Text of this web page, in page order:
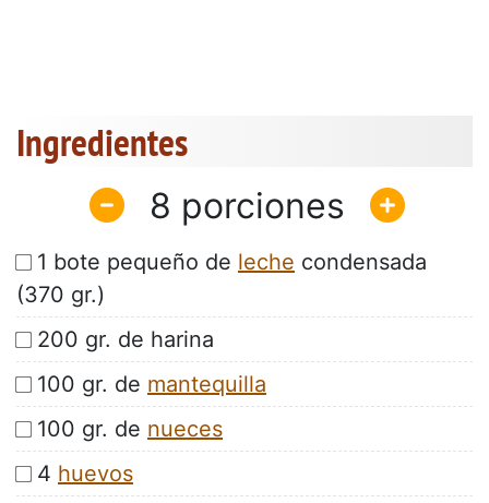
Ingredientes
8
1 bote pequeño de leche condensada
(370 gr.)
200 gr. de harina
100 gr. de mantequilla
100 gr. de nueces
4 huevos